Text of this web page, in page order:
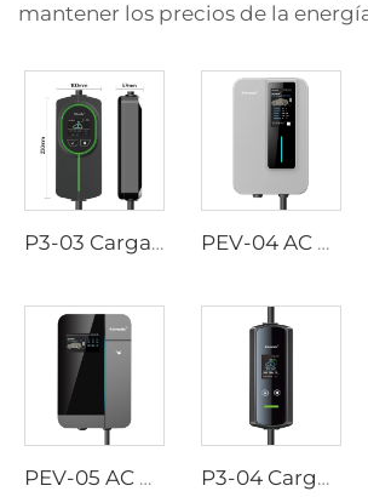
mantener los precios de la
P3-03 Cargador Portátil EV PEV-04 AC EV WALLBOX
PEV-05 AC EV WALLBOX P3-04 Cargador Portátil EV